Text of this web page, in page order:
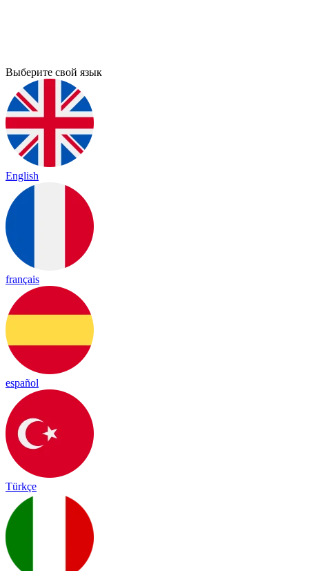
Выберите свой язык
English
français
español
Türkçe